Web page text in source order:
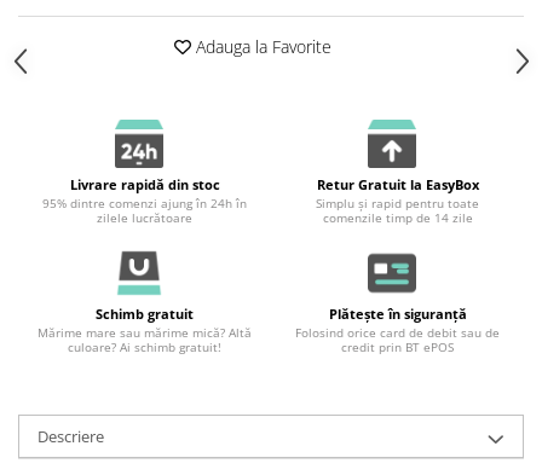
Adauga la Favorite
Livrare rapidă din stoc
95% dintre comenzi ajung în 24h în
zilele lucrătoare
Retur Gratuit la EasyBox
Simplu și rapid pentru toate
comenzile timp de 14 zile
Schimb gratuit
Mărime mare sau mărime mică? Altă
culoare? Ai schimb gratuit!
Plătește în siguranță
Folosind orice card de debit sau de
credit prin BT ePOS
Descriere